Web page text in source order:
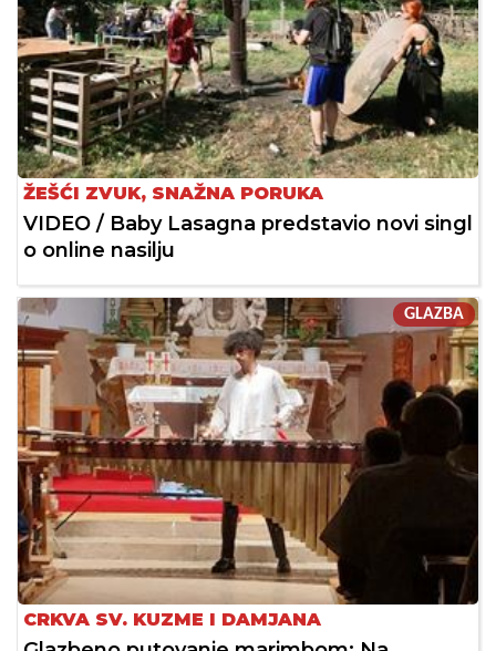
ŽEŠĆI ZVUK, SNAŽNA PORUKA
VIDEO / Baby Lasagna predstavio novi singl
o online nasilju
GLAZBA
CRKVA SV. KUZME I DAMJANA